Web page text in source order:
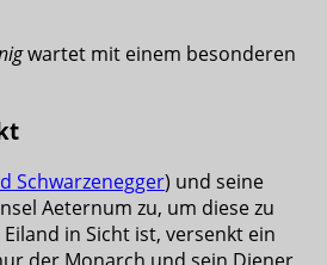
wartet mit einem besonderen
Schwarzenegger) und seine
Aeternum zu, um diese zu
in Sicht ist, versenkt ein